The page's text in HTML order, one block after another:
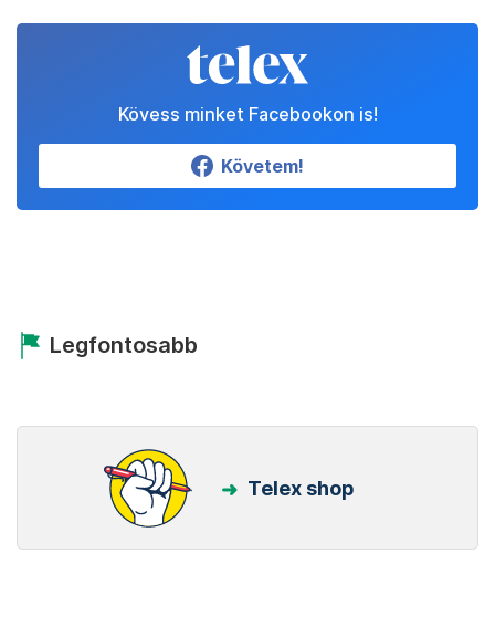
Kövess minket Facebookon is!
Követem!
Legfontosabb
Telex shop